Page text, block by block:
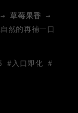
→ 草莓果香 →
然的再補一口
#入口即化 #